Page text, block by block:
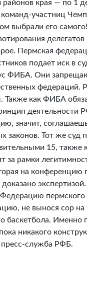
районов края — по
команд-участниц
выбрали его
Пермская
подает иск в
ФИБА. Они
Также как ФИБА
деятельности
значит,
законов. Тот же суд
15, также
за рамки
на
не вынося сор
баскетбола.
никакого
служба РФБ.